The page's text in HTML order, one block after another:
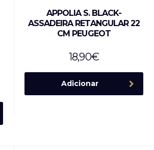
APPOLIA S. BLACK-
ASSADEIRA RETANGULAR 22
CM PEUGEOT
18,90€
Adicionar